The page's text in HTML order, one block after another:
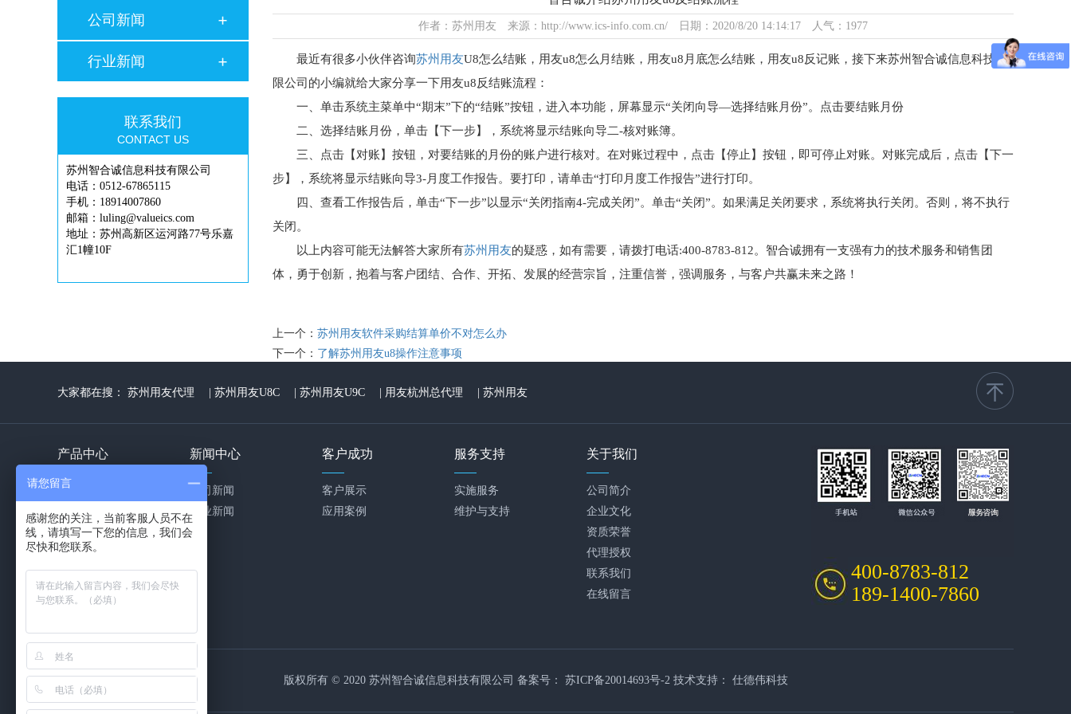
公司新闻
行业新闻
联系我们
CONTACT US
苏州智合诚信息科技有限公司
电话：0512-67865115
手机：18914007860
邮箱：luling@valueics.com
地址：苏州高新区运河路77号乐嘉
汇1幢10F
作者：苏州用友 来源：http://www.ics-info.com.cn/ 日期：2020/8/20 14:14:17 人气：1977
最近有很多小伙伴咨询苏州用友U8怎么结账，用友u8怎么月结账，用友u8月底怎么结账，用友u8反记账，接下来苏州智合诚信息科技有
限公司的小编就给大家分享一下用友u8反结账流程：
一、单击系统主菜单中“期末”下的“结账”按钮，进入本功能，屏幕显示“关闭向导—选择结账月份”。点击要结账月份
二、选择结账月份，单击【下一步】，系统将显示结账向导二-核对账簿。
三、点击【对账】按钮，对要结账的月份的账户进行核对。在对账过程中，点击【停止】按钮，即可停止对账。对账完成后，点击【下一
步】，系统将显示结账向导3-月度工作报告。要打印，请单击“打印月度工作报告”进行打印。
四、查看工作报告后，单击“下一步”以显示“关闭指南4-完成关闭”。单击“关闭”。如果满足关闭要求，系统将执行关闭。否则，将不执行
关闭。
以上内容可能无法解答大家所有苏州用友的疑惑，如有需要，请拨打电话:400-8783-812。智合诚拥有一支强有力的技术服务和销售团
体，勇于创新，抱着与客户团结、合作、开拓、发展的经营宗旨，注重信誉，强调服务，与客户共赢未来之路！
上一个： 苏州用友软件采购结算单价不对怎么办
下一个： 了解苏州用友u8操作注意事项
大家都在搜： 苏州用友代理 苏州用友U8C 苏州用友U9C 用友杭州总代理 苏州用友
产品中心
ICS智能工厂
用友ERP
用友云
致远OA
销售易CRM
易快报
客户化定制
新闻中心
公司新闻
行业新闻
客户成功
客户展示
应用案例
服务支持
实施服务
维护与支持
关于我们
公司简介
企业文化
资质荣誉
代理授权
联系我们
在线留言
400-8783-812
189-1400-7860
版权所有 © 2020 苏州智合诚信息科技有限公司 备案号： 苏ICP备20014693号-2技术支持： 仕德伟科技
请您留言
感谢您的关注，当前客服人员不在
线，请填写一下您的信息，我们会
尽快和您联系。